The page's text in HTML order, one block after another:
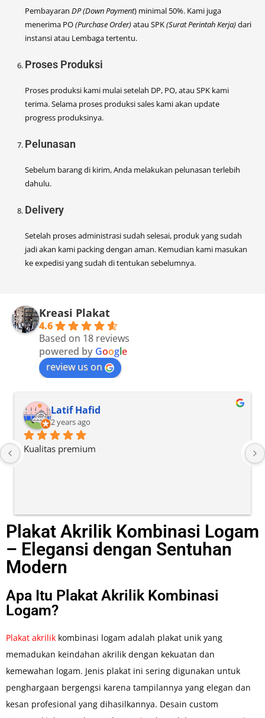
PembayaranDP (Down Payment) minimal 50%. Kami juga
menerima PO(Purchase Order)atau SPK(Surat Perintah Kerja)dari
instansi atau Lembaga tertentu.
Proses Produksi
Proses produksi kami mulai setelah DP, PO, atau SPK kami
terima. Selama proses produksi sales kami akan update
progress produksinya.
Pelunasan
Sebelum barang di kirim, Anda melakukan pelunasan terlebih
dahulu.
Delivery
Setelah proses administrasi sudah selesai, produk yang sudah
jadi akan kami packing dengan aman. Kemudian kami masukan
ke expedisi yang sudah di tentukan sebelumnya.
Kreasi Plakat
4.6
Based on 18 reviews
powered by Google
review us on
Suri Hidayat
2 years ago
hasilnya bagus, harga terjangkau, lokasi dekat, biaya
Plakat Akrilik Kombinasi Logam
– Elegansi dengan Sentuhan
Modern
Apa Itu Plakat Akrilik Kombinasi
Logam?
Plakat akrilik kombinasi logam adalah plakat unik yang
memadukan keindahan akrilik dengan kekuatan dan
kemewahan logam. Jenis plakat ini sering digunakan untuk
penghargaan bergengsi karena tampilannya yang elegan dan
kesan profesional yang dihasilkannya. Desain custom